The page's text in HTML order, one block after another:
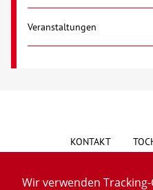
Wir verwenden
Veranstaltungen
KONTAKT
HINWEISGEBERSYSTEM